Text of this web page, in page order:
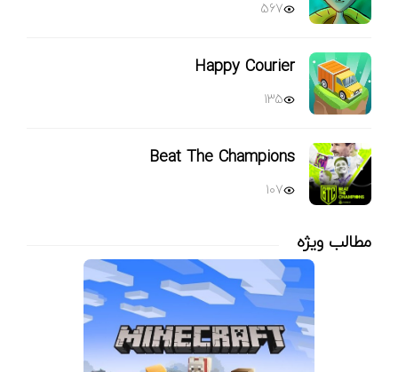
567
Happy Courier
135
Beat The Champions
107
مطالب ویژه